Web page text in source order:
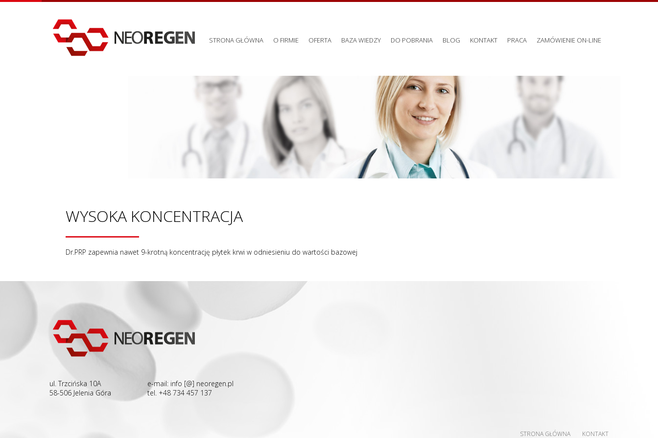
STRONA GŁÓWNA O FIRMIE OFERTA BAZA WIEDZY DO POBRANIA BLOG KONTAKT PRACA ZAMÓWIENIE ON-LINE
WYSOKA KONCENTRACJA
Dr.PRP zapewnia nawet 9-krotną koncentrację płytek krwi w odniesieniu do wartości bazowej
ul. Trzcińska 10A
58-506 Jelenia Góra
e-mail: info [@] neoregen.pl
tel. +48 734 457 137
STRONA GŁÓWNA KONTAKT